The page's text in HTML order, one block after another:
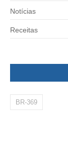
Notícias
Receitas
BR-369